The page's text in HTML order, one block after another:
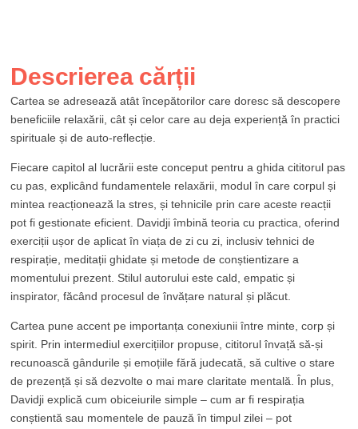
Descrierea cărții
Cartea se adresează atât începătorilor care doresc să descopere
beneficiile relaxării, cât și celor care au deja experiență în practici
spirituale și de auto-reflecție.
Fiecare capitol al lucrării este conceput pentru a ghida cititorul pas
cu pas, explicând fundamentele relaxării, modul în care corpul și
mintea reacționează la stres, și tehnicile prin care aceste reacții
pot fi gestionate eficient. Davidji îmbină teoria cu practica, oferind
exerciții ușor de aplicat în viața de zi cu zi, inclusiv tehnici de
respirație, meditații ghidate și metode de conștientizare a
momentului prezent. Stilul autorului este cald, empatic și
inspirator, făcând procesul de învățare natural și plăcut.
Cartea pune accent pe importanța conexiunii între minte, corp și
spirit. Prin intermediul exercițiilor propuse, cititorul învață să-și
recunoască gândurile și emoțiile fără judecată, să cultive o stare
de prezență și să dezvolte o mai mare claritate mentală. În plus,
Davidji explică cum obiceiurile simple – cum ar fi respirația
conștientă sau momentele de pauză în timpul zilei – pot